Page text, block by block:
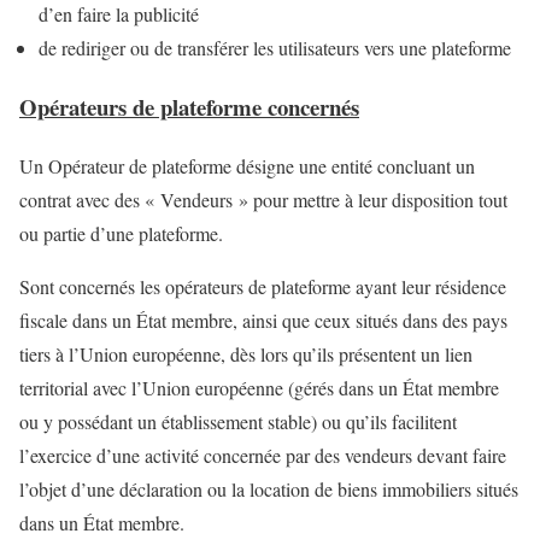
d’en faire la publicité
de rediriger ou de transférer les utilisateurs vers une plateforme
Opérateurs de plateforme concernés
Un Opérateur de plateforme désigne une entité concluant un
contrat avec des « Vendeurs » pour mettre à leur disposition tout
ou partie d’une plateforme.
Sont concernés les opérateurs de plateforme ayant leur résidence
fiscale dans un État membre, ainsi que ceux situés dans des pays
tiers à l’Union européenne, dès lors qu’ils présentent un lien
territorial avec l’Union européenne (gérés dans un État membre
ou y possédant un établissement stable) ou qu’ils facilitent
l’exercice d’une activité concernée par des vendeurs devant faire
l’objet d’une déclaration ou la location de biens immobiliers situés
dans un État membre.